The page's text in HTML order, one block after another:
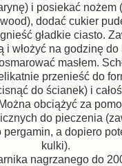
i posiekać nożem
dodać cukier
gładkie ciasto.
i włożyć na godzinę do
masłem.
przenieść do
do ścianek) i
obciążyć za
do pieczenia
pergamin, a dopiero
kulki).
nagrzanego do